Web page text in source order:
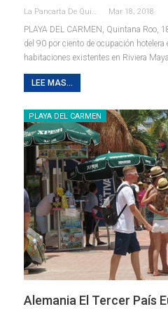
La Pancarta De Quintana Roo Mar 18, 2018
PLAYA DEL CARMEN, Quintana Roo,
del 90 por ciento de ocupación
habitaciones existentes en Riviera
LEE MAS...
PLAYA DEL CARMEN
Alemania El Tercer País